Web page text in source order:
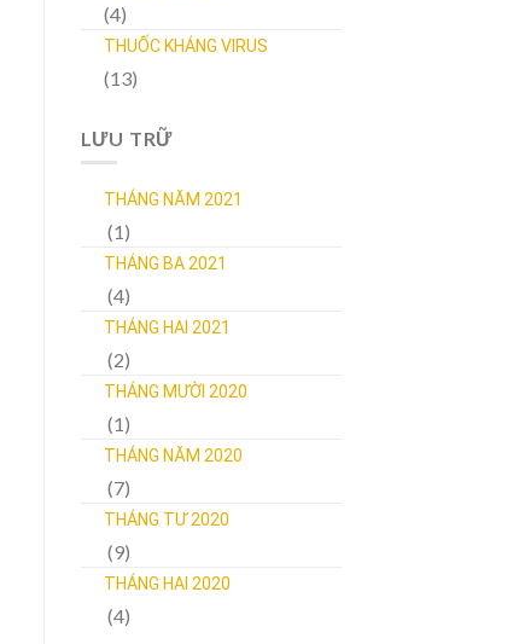
(4)
THUỐC KHÁNG VIRUS
(13)
LƯU TRỮ
THÁNG NĂM 2021
(1)
THÁNG BA 2021
(4)
THÁNG HAI 2021
(2)
THÁNG MƯỜI 2020
(1)
THÁNG NĂM 2020
(7)
THÁNG TƯ 2020
(9)
THÁNG HAI 2020
(4)